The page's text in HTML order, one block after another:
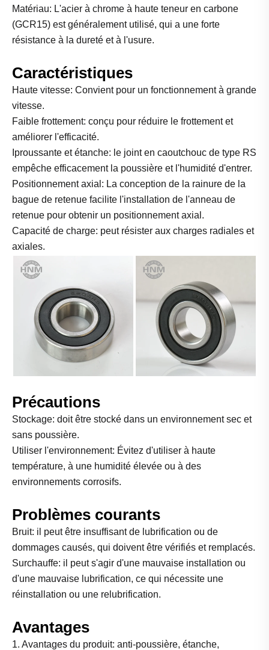
Matériau: L'acier à chrome à haute teneur en carbone
(GCR15) est généralement utilisé, qui a une forte
résistance à la dureté et à l'usure.
Caractéristiques
Haute vitesse: Convient pour un fonctionnement à grande
vitesse.
Faible frottement: conçu pour réduire le frottement et
améliorer l'efficacité.
Iproussante et étanche: le joint en caoutchouc de type RS
empêche efficacement la poussière et l'humidité d'entrer.
Positionnement axial: La conception de la rainure de la
bague de retenue facilite l'installation de l'anneau de
retenue pour obtenir un positionnement axial.
Capacité de charge: peut résister aux charges radiales et
axiales.
Précautions
Stockage: doit être stocké dans un environnement sec et
sans poussière.
Utiliser l'environnement: Évitez d'utiliser à haute
température, à une humidité élevée ou à des
environnements corrosifs.
Problèmes courants
Bruit: il peut être insuffisant de lubrification ou de
dommages causés, qui doivent être vérifiés et remplacés.
Surchauffe: il peut s'agir d'une mauvaise installation ou
d'une mauvaise lubrification, ce qui nécessite une
réinstallation ou une relubrification.
Avantages
1. Avantages du produit: anti-poussière, étanche,